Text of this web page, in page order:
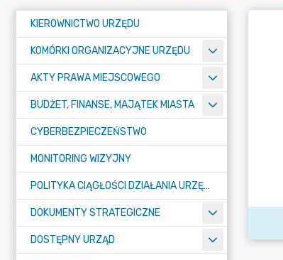
KIEROWNICTWO URZĘDU
KOMÓRKI ORGANIZACYJNE URZĘDU
AKTY PRAWA MIEJSCOWEGO
BUDŻET, FINANSE, MAJĄTEK MIASTA
CYBERBEZPIECZEŃSTWO
MONITORING WIZYJNY
POLITYKA CIĄGŁOŚCI DZIAŁANIA URZĘDU MIASTA ŻORY
DOKUMENTY STRATEGICZNE
DOSTĘPNY URZĄD